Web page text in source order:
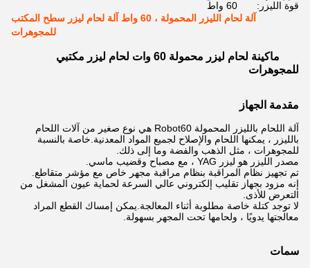
قوة الليزر:
60 واط
آلة لحام الليزر المحمولة ، 60 واط آلة لحام ليزر سطح المكتب
للمجوهرات
ماكينة لحام ليزر محمولة 60 وات لحام ليزر مكتبي
للمجوهرات
مقدمة الجهاز
آلة اللحام بالليزر المحمولة Robot60 هي نوع صغير من آلات اللحام
بالليزر ، يمكنها اللحام والإصلاح لجميع المواد المعدنية.خاصة بالنسبة
للمجوهرات ، مثل الذهب والفضة وما إلى ذلك.
مصدر الليزر هو ليزر YAG ، مع مصباح وقضيب ماسي.
تم تجهيز نظام المراقبة بنظام مراقبة مجهر خاص مع مؤشر متقاطع.
إنه مزود بجهاز تقليب إلكتروني عالي السرعة لحماية عيون المشغل من
التعرض للأذى.
لا توجد كتلة خاصة مطلوبة أثناء المعالجة.يمكن إمساك القطع المراد
معالجتها يدويًا ، ولحامها تحت المجهر بسهولة.
سمات